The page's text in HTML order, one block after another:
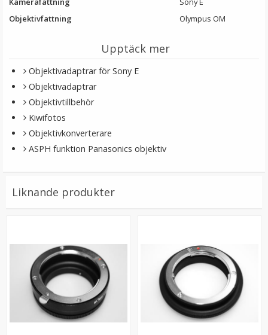
79 kr
LÄGG I VARUKORG
★ ★
LÄGG I VARUKORG
Objektivfattning
Olympus OM
Upptäck mer
Objektivadaptrar för Sony E
Objektivadaptrar
Objektivtillbehör
Kiwifotos
Objektivkonverterare
ASPH funktion Panasonics objektiv
Liknande produkter